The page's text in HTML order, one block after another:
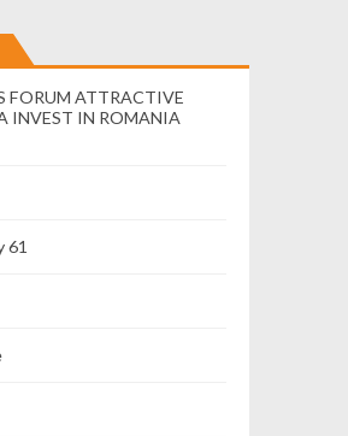
FORUM ATTRACTIVE
INVEST IN ROMANIA
61